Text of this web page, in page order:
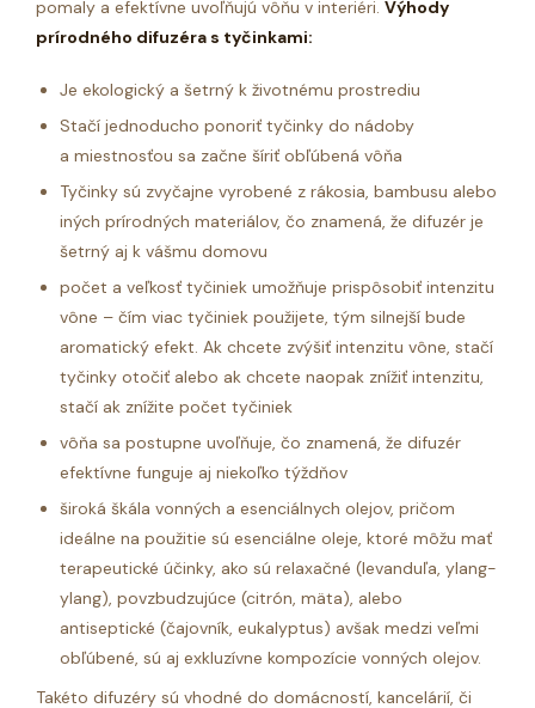
pomaly a efektívne uvoľňujú vôňu v interiéri. Výhody
prírodného difuzéra s tyčinkami:
Je ekologický a šetrný k životnému prostrediu
Stačí jednoducho ponoriť tyčinky do nádoby
a miestnosťou sa začne šíriť obľúbená vôňa
Tyčinky sú zvyčajne vyrobené z rákosia, bambusu alebo
iných prírodných materiálov, čo znamená, že difuzér je
šetrný aj k vášmu domovu
počet a veľkosť tyčiniek umožňuje prispôsobiť intenzitu
vône – čím viac tyčiniek použijete, tým silnejší bude
aromatický efekt. Ak chcete zvýšiť intenzitu vône, stačí
tyčinky otočiť alebo ak chcete naopak znížiť intenzitu,
stačí ak znížite počet tyčiniek
vôňa sa postupne uvoľňuje, čo znamená, že difuzér
efektívne funguje aj niekoľko týždňov
široká škála vonných a esenciálnych olejov, pričom
ideálne na použitie sú esenciálne oleje, ktoré môžu mať
terapeutické účinky, ako sú relaxačné (levanduľa, ylang-
ylang), povzbudzujúce (citrón, mäta), alebo
antiseptické (čajovník, eukalyptus) avšak medzi veľmi
obľúbené, sú aj exkluzívne kompozície vonných olejov.
Takéto difuzéry sú vhodné do domácností, kancelárií, či